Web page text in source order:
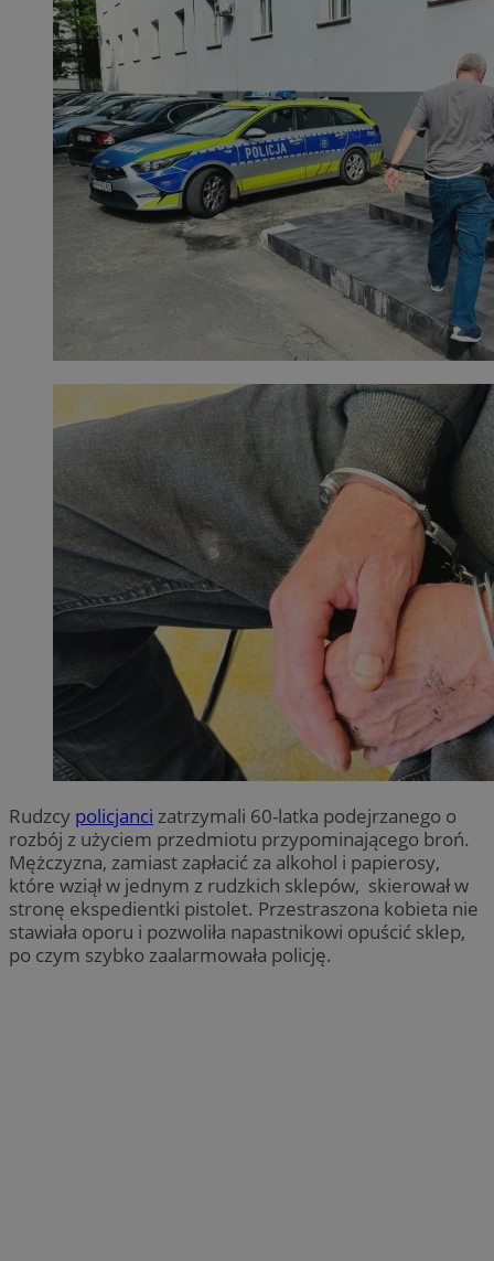
Rudzcy policjanci zatrzymali 60-latka podejrzanego o
rozbój z użyciem przedmiotu przypominającego broń.
Mężczyzna, zamiast zapłacić za alkohol i papierosy,
które wziął w jednym z rudzkich sklepów, skierował w
stronę ekspedientki pistolet. Przestraszona kobieta nie
stawiała oporu i pozwoliła napastnikowi opuścić sklep,
po czym szybko zaalarmowała policję.